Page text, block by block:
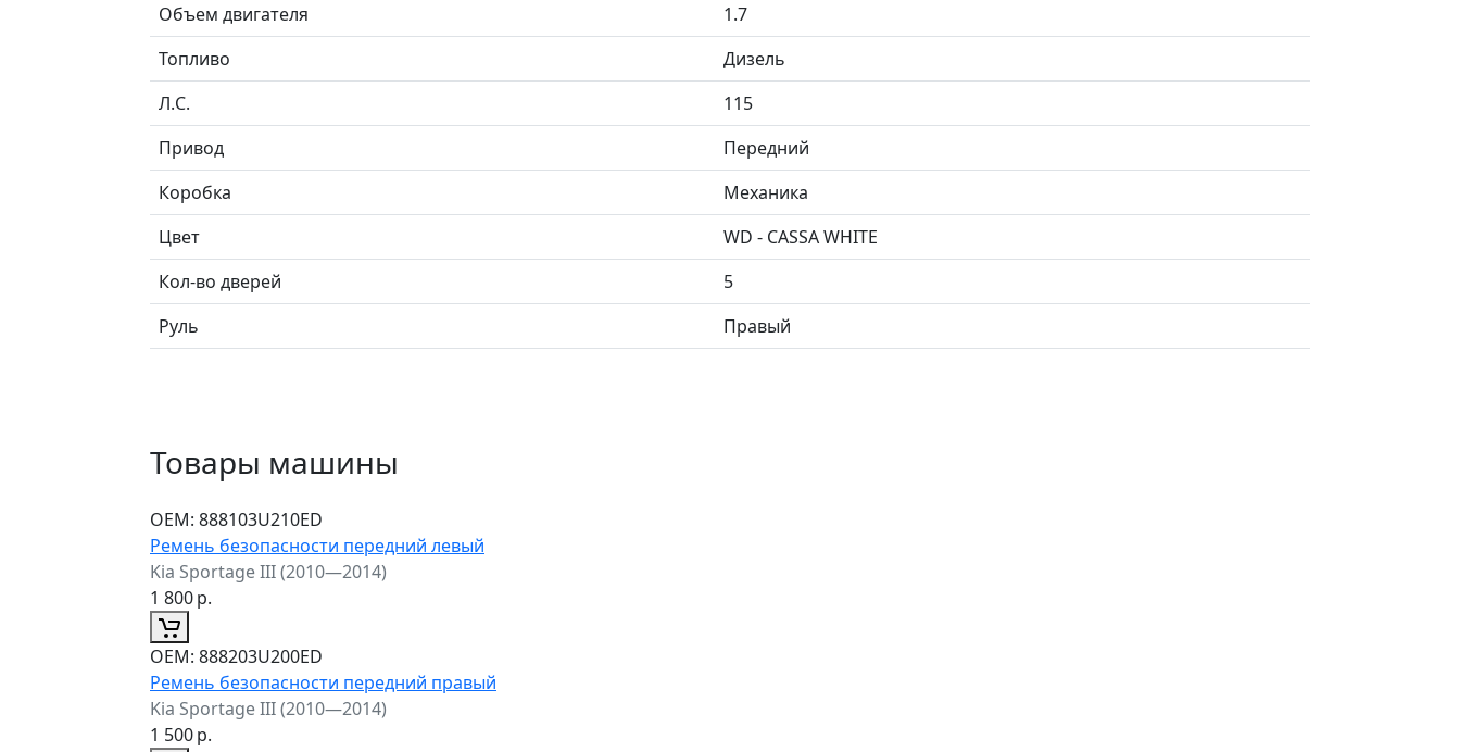
Объем двигателя
1.7
Топливо
Дизель
Л.C.
115
Привод
Передний
Коробка
Механика
Цвет
WD - CASSA WHITE
Кол-во дверей
5
Руль
Правый
Товары машины
ОЕМ: 888103U210ED
Ремень безопасности передний левый
Kia Sportage III (2010—2014)
1 800р.
ОЕМ: 888203U200ED
Ремень безопасности передний правый
Kia Sportage III (2010—2014)
1 500р.